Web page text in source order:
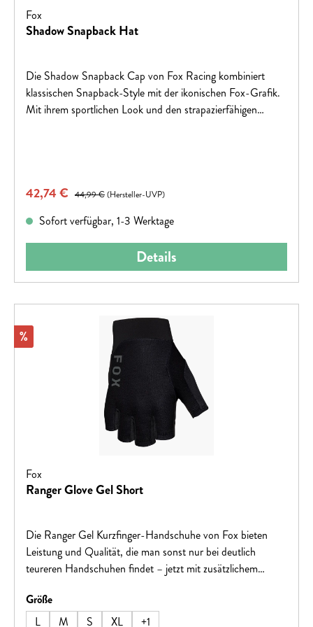
Fox
Shadow Snapback Hat
Die Shadow Snapback Cap von Fox Racing kombiniert
klassischen Snapback-Style mit der ikonischen Fox-Grafik.
Mit ihrem sportlichen Look und den strapazierfähigen
Verkaufspreis:
42,74 € Regulärer Preis:
44,99 €(Hersteller-UVP)
Sofort verfügbar, 1-3 Werktage
Details
Rabatt
%
Fox
Ranger Glove Gel Short
Die Ranger Gel Kurzfinger-Handschuhe von Fox bieten
Leistung und Qualität, die man sonst nur bei deutlich
teureren Handschuhen findet – jetzt mit zusätzlichem
Handfläche.EigenschaftenGelpolsterung: Dämpft Druck
und Vibrationen für mehr Komfort auf langen
Größeauswählen
L
M S XL +1